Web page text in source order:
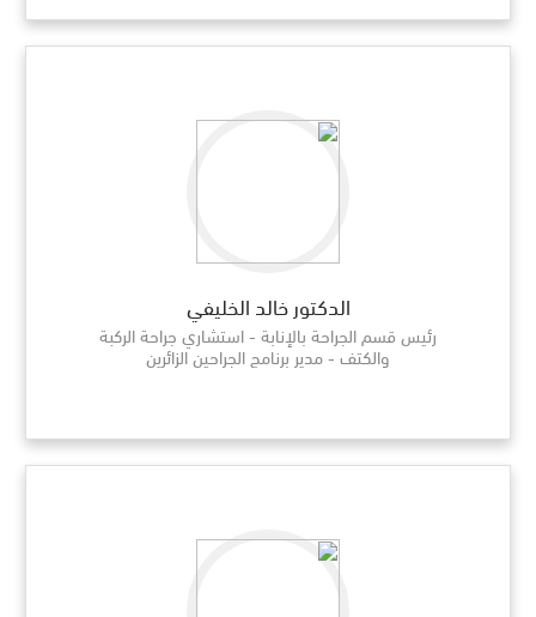
الدكتور خالد الخليفي
رئيس قسم الجراحة بالإنابة - استشاري جراحة الركبة
والكتف - مدير برنامج الجراحين الزائرين